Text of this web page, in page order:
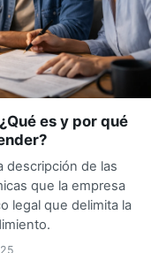
es y por qué
descripción de las
que la empresa
legal que delimita la